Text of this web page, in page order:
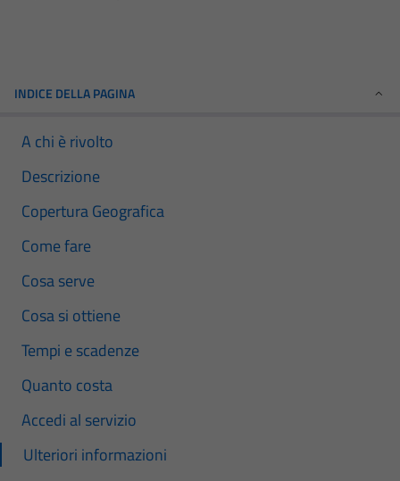
INDICE DELLA PAGINA
A chi è rivolto
Descrizione
Copertura Geografica
Come fare
Cosa serve
Cosa si ottiene
Tempi e scadenze
Quanto costa
Accedi al servizio
Ulteriori informazioni